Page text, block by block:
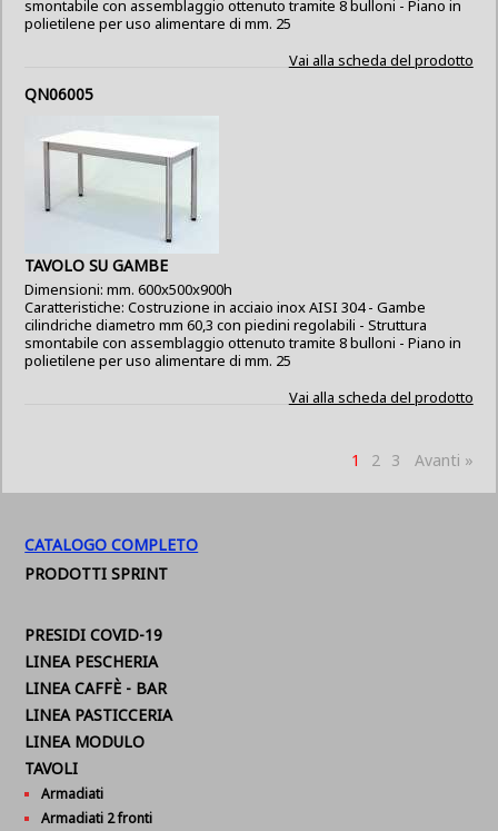
smontabile con assemblaggio ottenuto tramite 8 bulloni - Piano in
polietilene per uso alimentare di mm. 25
Vai alla scheda del prodotto
QN06005
TAVOLO SU GAMBE
Dimensioni: mm. 600x500x900h
Caratteristiche: Costruzione in acciaio inox AISI 304 - Gambe
cilindriche diametro mm 60,3 con piedini regolabili - Struttura
smontabile con assemblaggio ottenuto tramite 8 bulloni - Piano in
polietilene per uso alimentare di mm. 25
Vai alla scheda del prodotto
1 2 3 Avanti »
CATALOGO COMPLETO
PRODOTTI SPRINT
PRESIDI COVID-19
LINEA PESCHERIA
LINEA CAFFÈ - BAR
LINEA PASTICCERIA
LINEA MODULO
TAVOLI
Armadiati
Armadiati 2 fronti